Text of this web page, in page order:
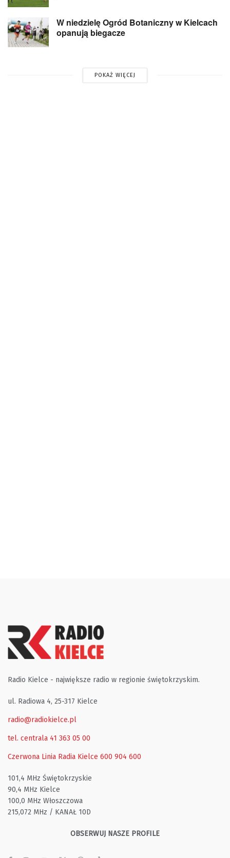
W niedzielę Ogród Botaniczny w Kielcach
opanują biegacze
POKAŻ WIĘCEJ
Radio Kielce - największe radio w regionie świętokrzyskim.
ul. Radiowa 4, 25-317 Kielce
radio@radiokielce.pl
tel. centrala 41 363 05 00
Czerwona Linia Radia Kielce 600 904 600
101,4 MHz Świętokrzyskie
90,4 MHz Kielce
100,0 MHz Włoszczowa
215,072 MHz / KANAŁ 10D
OBSERWUJ NASZE PROFILE